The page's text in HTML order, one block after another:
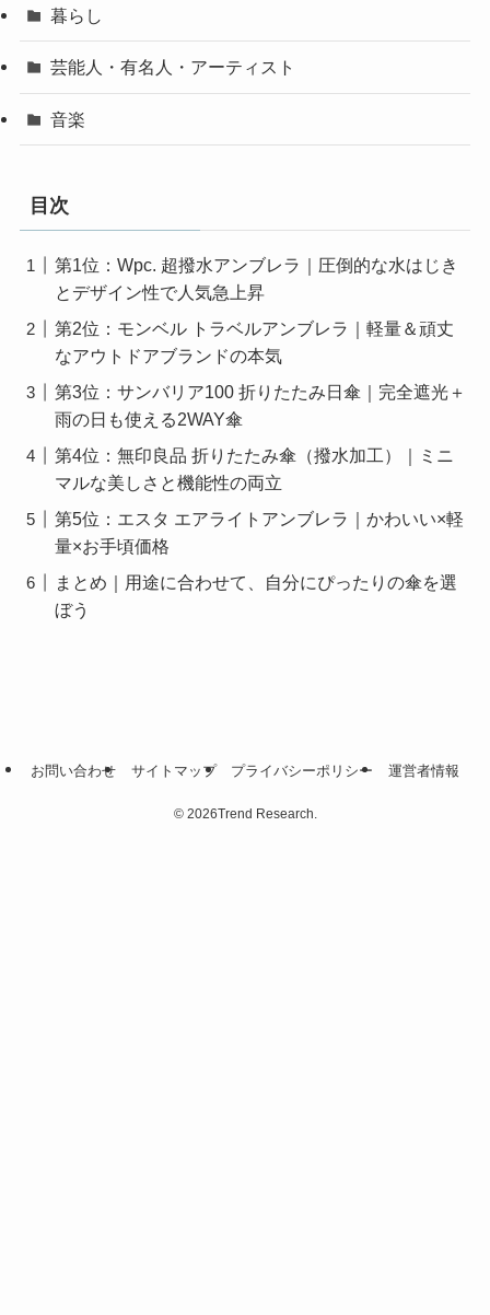
暮らし
芸能人・有名人・アーティスト
音楽
目次
第1位：Wpc. 超撥水アンブレラ｜圧倒的な水はじき
とデザイン性で人気急上昇
第2位：モンベル トラベルアンブレラ｜軽量＆頑丈
なアウトドアブランドの本気
第3位：サンバリア100 折りたたみ日傘｜完全遮光＋
雨の日も使える2WAY傘
第4位：無印良品 折りたたみ傘（撥水加工）｜ミニ
マルな美しさと機能性の両立
第5位：エスタ エアライトアンブレラ｜かわいい×軽
量×お手頃価格
まとめ｜用途に合わせて、自分にぴったりの傘を選
ぼう
お問い合わせ サイトマップ プライバシーポリシー 運営者情報
©2026Trend Research.